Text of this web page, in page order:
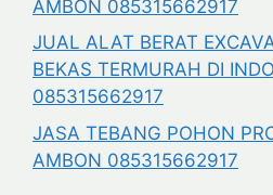
AMBON 085315662917
JUAL ALAT BERAT
BEKAS TERMURAH DI
085315662917
JASA TEBANG POHON
AMBON 085315662917